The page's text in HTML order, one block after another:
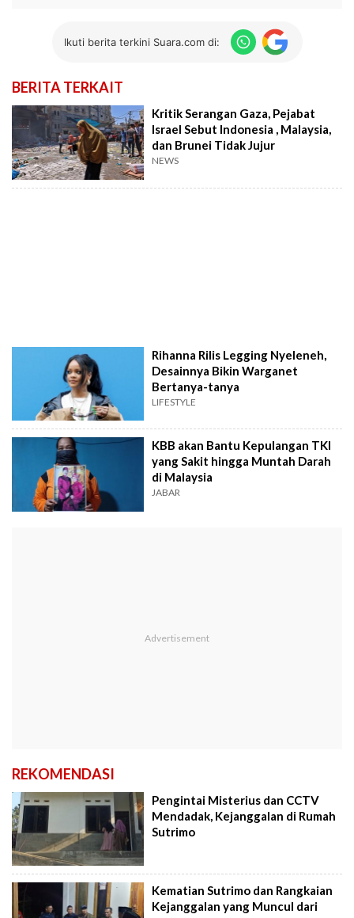
Ikuti berita terkini Suara.com di:
BERITA TERKAIT
Kritik Serangan Gaza, Pejabat
Israel Sebut Indonesia , Malaysia,
dan Brunei Tidak Jujur
NEWS
Rihanna Rilis Legging Nyeleneh,
Desainnya Bikin Warganet
Bertanya-tanya
LIFESTYLE
KBB akan Bantu Kepulangan TKI
yang Sakit hingga Muntah Darah
di Malaysia
JABAR
REKOMENDASI
Pengintai Misterius dan CCTV
Mendadak, Kejanggalan di Rumah
Sutrimo
Kematian Sutrimo dan Rangkaian
Kejanggalan yang Muncul dari